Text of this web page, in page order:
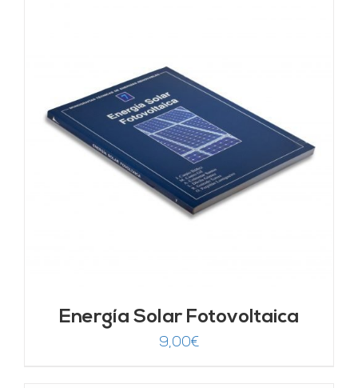
Energía Solar Fotovoltaica
9,00€